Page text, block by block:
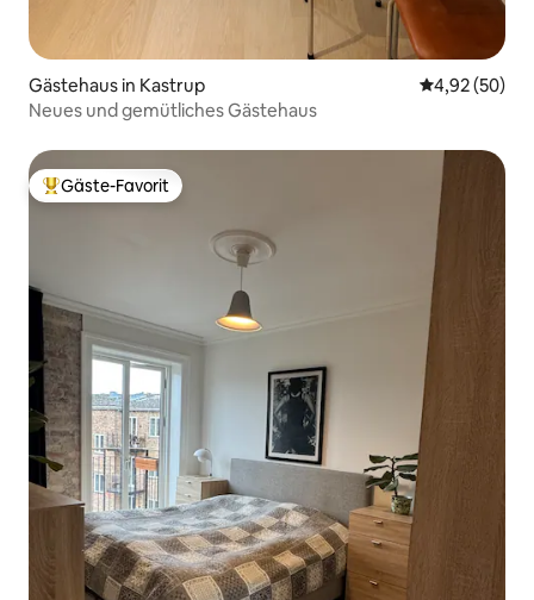
Gästehaus in Kastrup
4,92 (50)
Neues und gemütliches Gästehaus
Beliebter Gäste-Favorit.
Gäste-Favorit